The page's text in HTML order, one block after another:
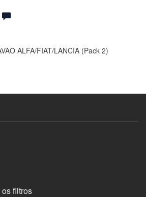
ALFA/FIAT/LANCIA (Pack 2)
filtros